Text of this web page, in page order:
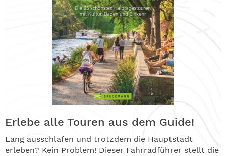
Erlebe alle Touren aus dem Guide!
Lang ausschlafen und trotzdem die Hauptstadt
erleben? Kein Problem! Dieser Fahrradführer stellt die